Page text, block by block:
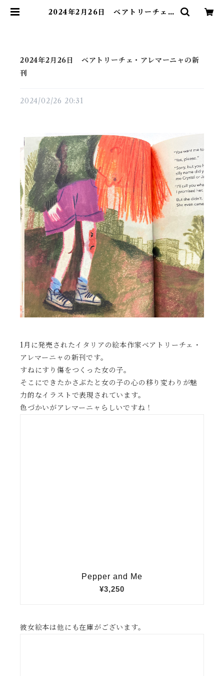
2024年2月26日 ベアトリーチェ・
2024年2月26日 ベアトリーチェ・アレマーニャの新
刊
2024/02/26 20:31
1月に発売されたイタリアの絵本作家ベアトリーチェ・
アレマーニャの新刊です。
すねにすり傷をつくった女の子。
そこにできたかさぶたと女の子の心の移り変わりが魅
力的なイラストで表現されています。
色づかいがアレマーニャらしいですね！
彼女絵本は他にも在庫がございます。